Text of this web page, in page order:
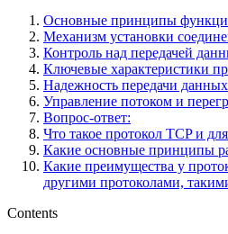
Основные принципы
Механизм установки
Контроль над передачей
Ключевые характеристики
Надежность передачи данных
Управление потоком и
Вопрос-ответ:
Что такое протокол TCP и
Какие основные принципы
Какие преимущества у
другими протоколами,
Contents